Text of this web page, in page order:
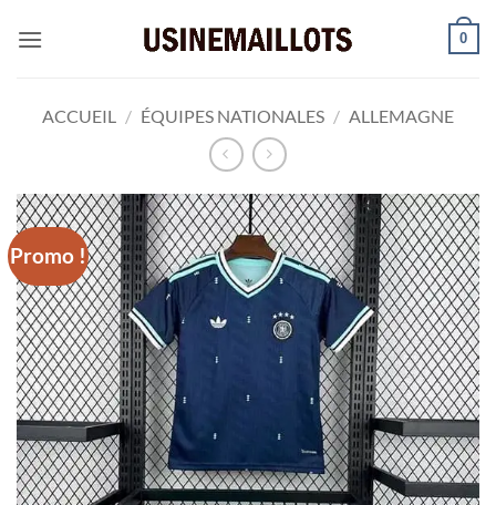
0
ACCUEIL / ÉQUIPES NATIONALES / ALLEMAGNE
Promo !